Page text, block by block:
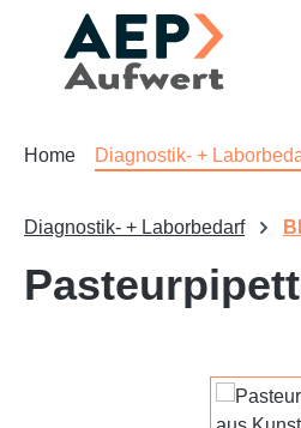
Hauptinhalt springen
Zur Suche springen
Zur Hauptnavigation springen
Home Diagnostik- +
Diagnostik- + Laborbedarf
Bildergalerie überspringen